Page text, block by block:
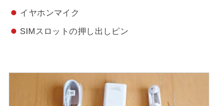
イヤホンマイク
SIMスロットの押し出しピン